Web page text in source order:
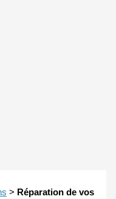
> Réparation de vos